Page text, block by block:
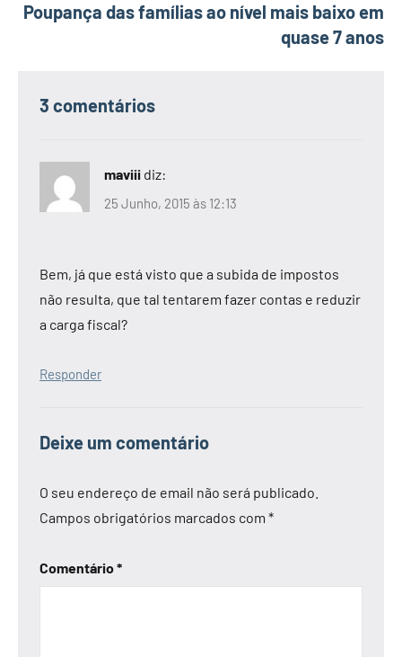
Poupança das famílias ao nível mais baixo em
quase 7 anos
3 comentários
maviii diz:
25 Junho, 2015 às 12:13
Bem, já que está visto que a subida de impostos
não resulta, que tal tentarem fazer contas e reduzir
a carga fiscal?
Responder
Deixe um comentário
O seu endereço de email não será publicado.
Campos obrigatórios marcados com *
Comentário*